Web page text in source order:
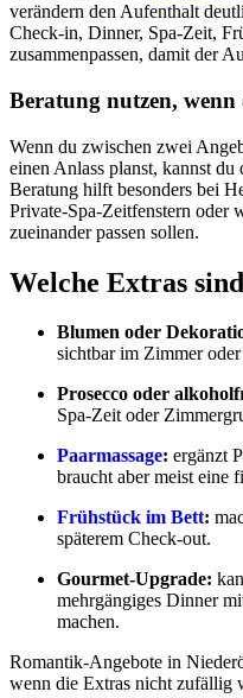
verändern den Aufenthalt
Check-in, Dinner, Spa-Zeit,
zusammenpassen, damit der
Beratung nutzen,
Wenn du zwischen zwei
einen Anlass planst, kannst
Beratung hilft besonders bei
Private-Spa-Zeitfenstern oder
zueinander passen sollen.
Welche Extras
Blumen oder
sichtbar im Zimmer
Prosecco oder
Spa-Zeit oder
Paarmassage: ergänzt
braucht aber meist eine
Frühstück im Bett:
späterem Check-out.
Gourmet-Upgrade:
mehrgängiges Dinner
machen.
Romantik-Angebote in
wenn die Extras nicht zufällig